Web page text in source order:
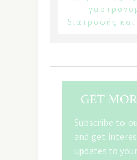
διατροφής
GET
Subscribe to
and get
updates to